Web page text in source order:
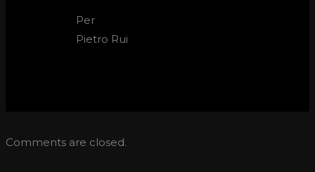
Per
Pietro Rui
Comments are closed.